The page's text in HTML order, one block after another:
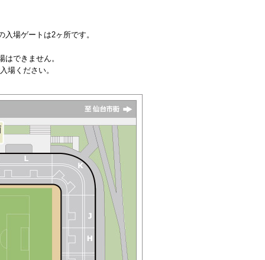
場ゲートは2ヶ所です。
できません。
ください。